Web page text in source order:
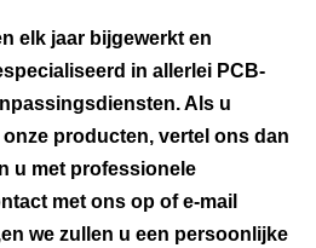
elk jaar bijgewerkt en
in allerlei PCB-
Als u
producten, vertel ons dan
u met professionele
met ons op of e-mail
en we zullen u een persoonlijke